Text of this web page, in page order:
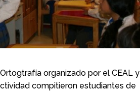
organizado por el CEAL y
compitieron estudiantes de